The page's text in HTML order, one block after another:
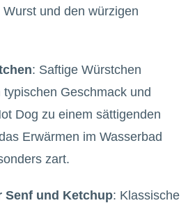
und den würzigen
: Saftige Würstchen
Geschmack und
Dog zu einem sättigenden
Erwärmen im Wasserbad
zart.
Senf und Ketchup: Klassische